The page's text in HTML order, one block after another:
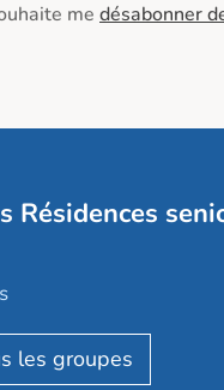
me désabonner
Résidences